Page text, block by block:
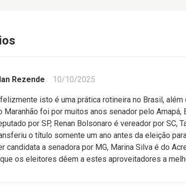
Rezende 10/10/2025
isto é uma prática rotineira no Brasil,
Maranhão foi por muitos anos senador pelo Amapá,
por SP, Renan Bolsonaro é vereador por SC,
o título somente um ano antes da eleição
candidata a senadora por MG, Marina Silva é do
os eleitores dêem a estes aproveitadores a